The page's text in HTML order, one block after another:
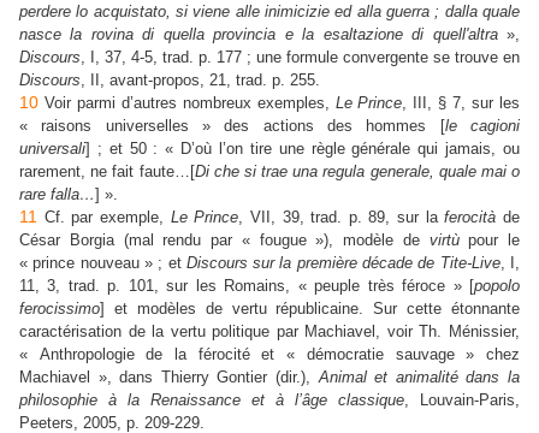
perdere lo acquistato, si viene alle inimicizie ed alla guerra ; dalla quale
nasce la rovina di quella provincia e la esaltazione di quell'altra »,
Discours , I, 37, 4-5, trad. p. 177 ; une formule convergente se trouve en
Discours , II, avant-propos, 21, trad. p. 255.
10 Voir parmi d’autres nombreux exemples, Le Prince , III, § 7, sur les
« raisons universelles » des actions des hommes [le cagioni
universali] ; et 50 : « D’où l’on tire une règle générale qui jamais, ou
rarement, ne fait faute…[Di che si trae una regula generale, quale mai o
rare falla…] ».
11 Cf. par exemple, Le Prince , VII, 39, trad. p. 89, sur laferocità de
César Borgia (mal rendu par « fougue »), modèle de virtùpour le
« prince nouveau » ; et Discours sur la première décade de Tite-Live, I,
11, 3, trad. p. 101, sur les Romains, « peuple très féroce » [popolo
ferocissimo] et modèles de vertu républicaine. Sur cette étonnante
caractérisation de la vertu politique par Machiavel, voir Th. Ménissier,
« Anthropologie de la férocité et « démocratie sauvage » chez
Machiavel », dans Thierry Gontier (dir.), Animal et animalité dans la
philosophie à la Renaissance et à l’âge classique , Louvain-Paris,
Peeters, 2005, p. 209-229.